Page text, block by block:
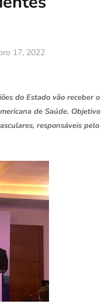
17, 2022
do Estado vão receber o
de Saúde. Objetivo
responsáveis pelo